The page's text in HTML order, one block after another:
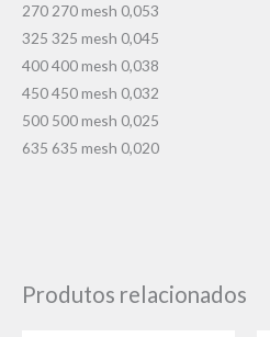
270 270 mesh 0,053
325 325 mesh 0,045
400 400 mesh 0,038
450 450 mesh 0,032
500 500 mesh 0,025
635 635 mesh 0,020
Produtos relacionados